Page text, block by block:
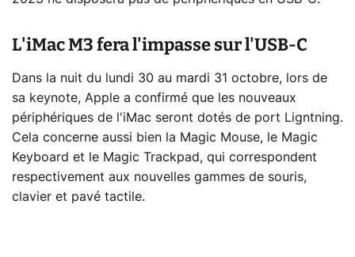
L'iMac M3 fera l'impasse sur l'USB-C
Dans la nuit du lundi 30 au mardi 31 octobre, lors de
sa keynote, Apple a confirmé que les nouveaux
périphériques de l'iMac seront dotés de port Ligntning.
Cela concerne aussi bien la Magic Mouse, le Magic
Keyboard et le Magic Trackpad, qui correspondent
respectivement aux nouvelles gammes de souris,
clavier et pavé tactile.